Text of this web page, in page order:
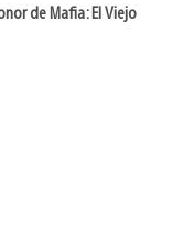
de Mafia: El Viejo